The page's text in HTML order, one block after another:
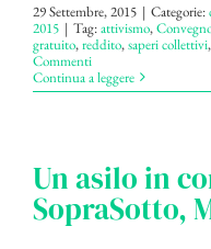
29 Settembre, 2015 | Categorie:
2015 | Tag:attivismo,
gratuito,reddito,saperi collettivi,
Commenti
Continua a leggere
Un asilo in
SopraSotto,